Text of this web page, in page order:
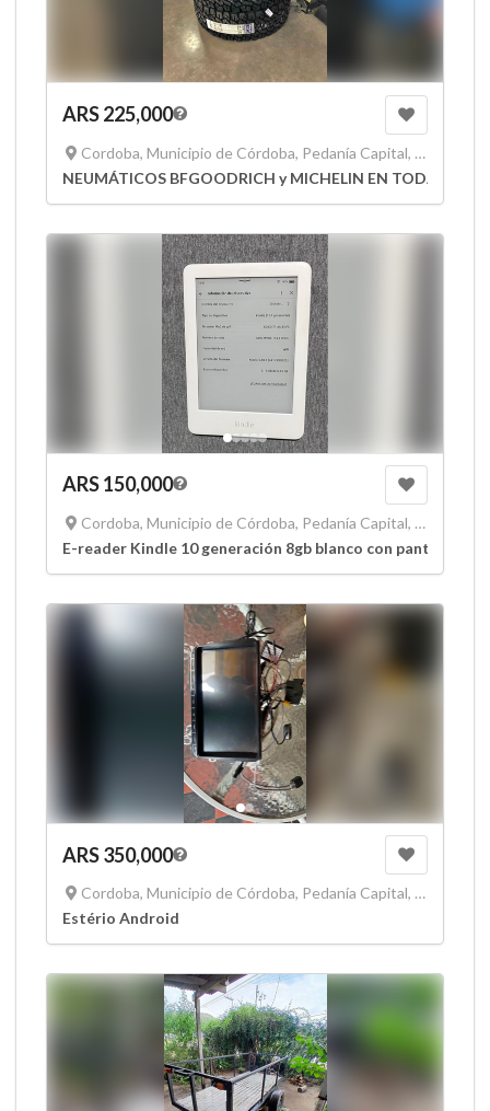
ARS 225,000
Cordoba, Municipio de Córdoba, Pedanía Capital, Departamento Capital, Córdoba, X5000, Argentina
NEUMÁTICOS BFGOODRICH y MICHELIN EN TODAS LAS
ARS 150,000
Cordoba, Municipio de Córdoba, Pedanía Capital, Departamento Capital, Córdoba, X5000, Argentina
E-reader Kindle 10 generación 8gb blanco con pantalla de
ARS 350,000
Cordoba, Municipio de Córdoba, Pedanía Capital, Departamento Capital, Córdoba, X5000, Argentina
Estério Android